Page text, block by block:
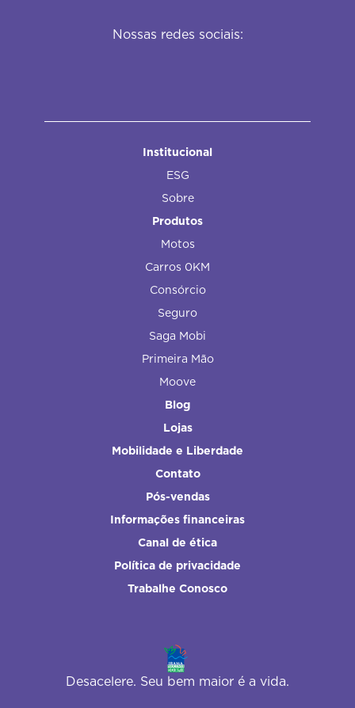
Nossas redes sociais:
Institucional
ESG
Sobre
Produtos
Motos
Carros 0KM
Consórcio
Seguro
Saga Mobi
Primeira Mão
Moove
Blog
Lojas
Mobilidade e Liberdade
Contato
Pós-vendas
Informações financeiras
Canal de ética
Política de privacidade
Trabalhe Conosco
Desacelere. Seu bem maior é a vida.